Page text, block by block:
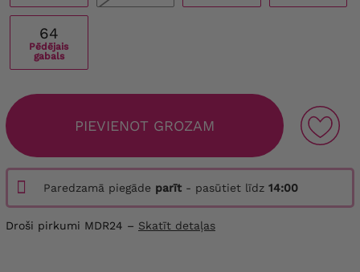
64
Pēdējais
gabals
PIEVIENOT GROZAM
Paredzamā piegāde parīt - pasūtiet līdz 14:00
Droši pirkumi MDR24 – Skatīt detaļas